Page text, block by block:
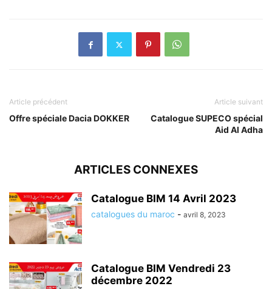
Article précédent
Offre spéciale Dacia DOKKER
Article suivant
Catalogue SUPECO spécial
Aid Al Adha
ARTICLES CONNEXES
Catalogue BIM 14 Avril 2023
catalogues du maroc - avril 8, 2023
Catalogue BIM Vendredi 23
décembre 2022